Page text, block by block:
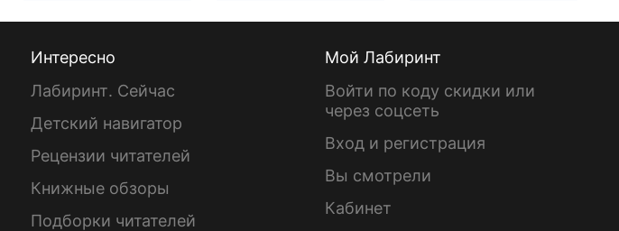
Интересно
Лабиринт. Сейчас
Детский навигатор
Рецензии читателей
Книжные обзоры
Подборки читателей
Мой Лабиринт
Войти по коду скидки или
через соцсеть
Вход и регистрация
Вы смотрели
Кабинет